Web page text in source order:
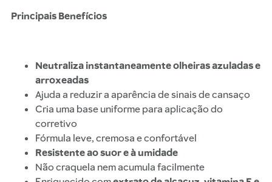
Principais Benefícios
Neutraliza instantaneamente olheiras azuladas e
arroxeadas
Ajuda a reduzir a aparência de sinais de cansaço
Cria uma base uniforme para aplicação do
corretivo
Fórmula leve, cremosa e confortável
Resistente ao suor e à umidade
Não craquela nem acumula facilmente